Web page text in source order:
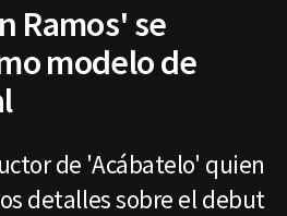
Ramos' se
modelo de
de 'Acábatelo' quien
detalles sobre el debut